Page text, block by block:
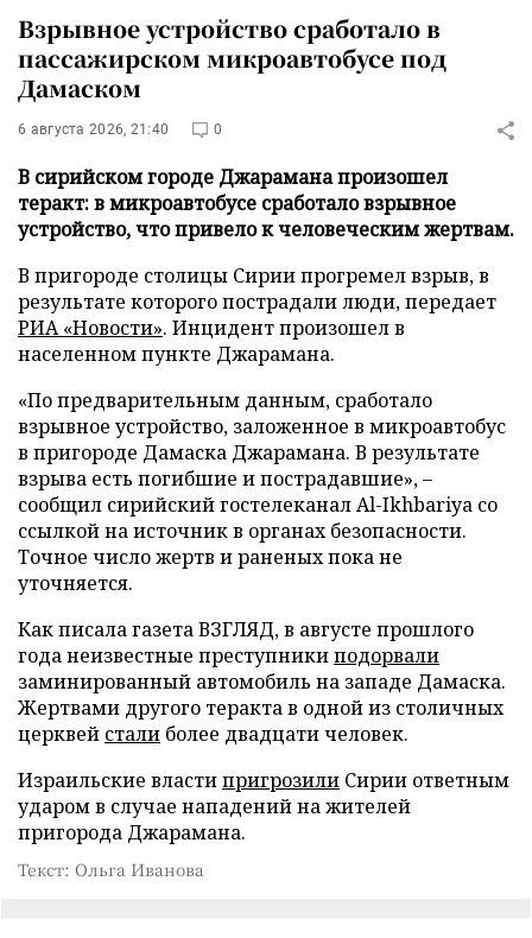
Взрывное устройство сработало в
пассажирском микроавтобусе под
Дамаском
6 августа 2026, 21:40 0
В сирийском городе Джарамана произошел
теракт: в микроавтобусе сработало взрывное
устройство, что привело к человеческим жертвам.
В пригороде столицы Сирии прогремел взрыв, в
результате которого пострадали люди, передает
РИА «Новости». Инцидент произошел в
населенном пункте Джарамана.
«По предварительным данным, сработало
взрывное устройство, заложенное в микроавтобус
в пригороде Дамаска Джарамана. В результате
взрыва есть погибшие и пострадавшие», –
сообщил сирийский гостелеканал Al-Ikhbariya со
ссылкой на источник в органах безопасности.
Точное число жертв и раненых пока не
уточняется.
Как писала газета ВЗГЛЯД, в августе прошлого
года неизвестные преступникиподорвали
заминированный автомобиль на западе Дамаска.
Жертвами другого теракта в одной из столичных
церквей стали более двадцати человек.
Израильские властипригрозили Сирии ответным
ударом в случае нападений на жителей
пригорода Джарамана.
Текст: Ольга Иванова